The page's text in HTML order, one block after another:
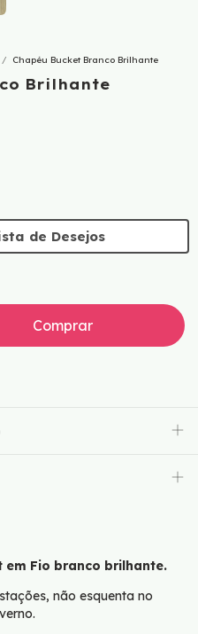
/ Chapéu Bucket Branco Brilhante
Brilhante
de Desejos
em Fio branco brilhante.
não esquenta no